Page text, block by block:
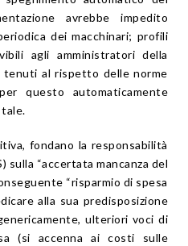
avrebbe impedito
dei macchinari; profili
agli amministratori della
tenuti al rispetto delle norme
questo automaticamente
fondano la responsabilità
sulla “accertata mancanza del
“risparmio di spesa
alla sua predisposizione
ulteriori voci di
(si accenna ai costi sulle